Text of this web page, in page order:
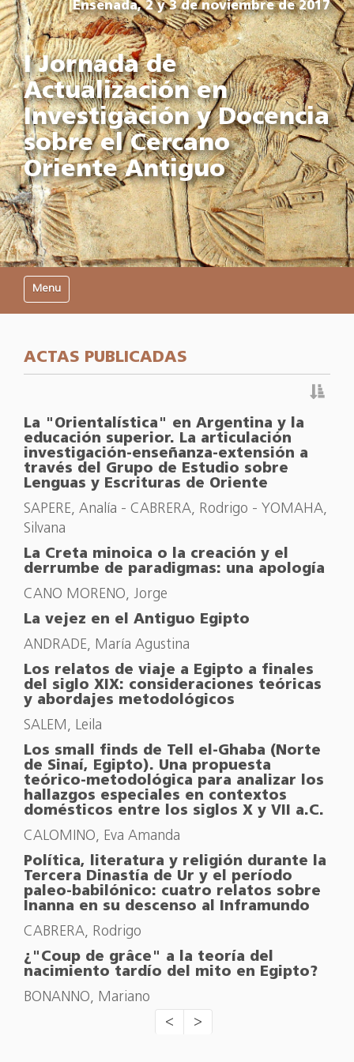
Ensenada, 2 y 3 de noviembre de 2017
I Jornada de
Actualización en
Investigación y Docencia
sobre el Cercano
Oriente Antiguo
Mostrar/Ocultar navegación
ACTAS PUBLICADAS
La "Orientalística" en Argentina y la
educación superior. La articulación
investigación-enseñanza-extensión a
través del Grupo de Estudio sobre
Lenguas y Escrituras de Oriente
SAPERE, Analía - CABRERA, Rodrigo - YOMAHA,
Silvana
La Creta minoica o la creación y el
derrumbe de paradigmas: una apología
CANO MORENO, Jorge
La vejez en el Antiguo Egipto
ANDRADE, María Agustina
Los relatos de viaje a Egipto a finales
del siglo XIX: consideraciones teóricas
y abordajes metodológicos
SALEM, Leila
Los small finds de Tell el-Ghaba (Norte
de Sinaí, Egipto). Una propuesta
teórico-metodológica para analizar los
hallazgos especiales en contextos
domésticos entre los siglos X y VII a.C.
CALOMINO, Eva Amanda
Política, literatura y religión durante la
Tercera Dinastía de Ur y el período
paleo-babilónico: cuatro relatos sobre
Inanna en su descenso al Inframundo
CABRERA, Rodrigo
¿"Coup de grâce" a la teoría del
nacimiento tardío del mito en Egipto?
BONANNO, Mariano
<
>